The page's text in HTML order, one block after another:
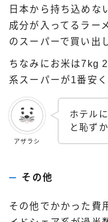
日本から持ち込めな
成分が入ってるラー
のスーパーで買い出
ちなみにお米は7kg
系スーパーが1番安
アザラシ
ホテル
と恥ず
その他
その他でかかった費